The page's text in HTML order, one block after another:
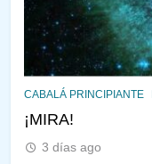
CABALÁ PRINCIPIANTE
¡MIRA!
3 días ago
145